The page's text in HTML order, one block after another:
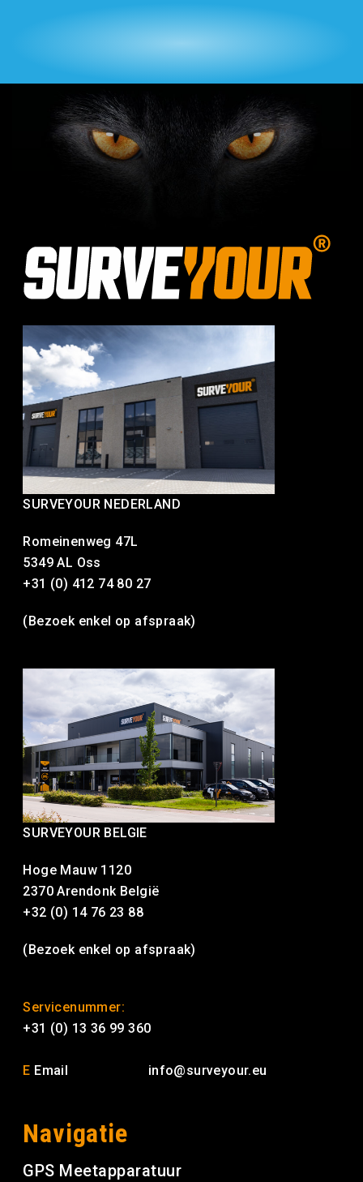
SURVEYOUR NEDERLAND
Romeinenweg 47L
5349 AL Oss
+31 (0) 412 74 80 27
(Bezoek enkel op afspraak)
SURVEYOUR BELGIE
Hoge Mauw 1120
2370 Arendonk België
+32 (0) 14 76 23 88
(Bezoek enkel op afspraak)
Servicenummer:
+31 (0) 13 36 99 360
E Email info@surveyour.eu
Navigatie
GPS Meetapparatuur